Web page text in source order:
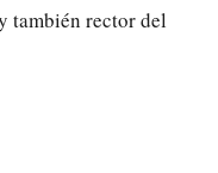
también rector del